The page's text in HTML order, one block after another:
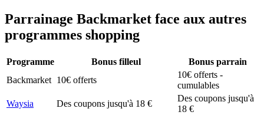
Parrainage Backmarket face aux autres
programmes shopping
Programme Bonus filleul
Bonus parrain
Backmarket 10€ offerts
10€ offerts -
cumulables
Waysia
Des coupons jusqu'à 18 €
Des coupons jusqu'à
18 €